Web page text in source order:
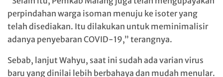
perpindahan warga isoman menuju ke isoter yang
telah disediakan. Itu dilakukan untuk meminimalisir
adanya penyebaran COVID-19,” terangnya.
Sebab, lanjut Wahyu, saat ini sudah ada varian virus
baru yang dinilai lebih berbahaya dan mudah menular.